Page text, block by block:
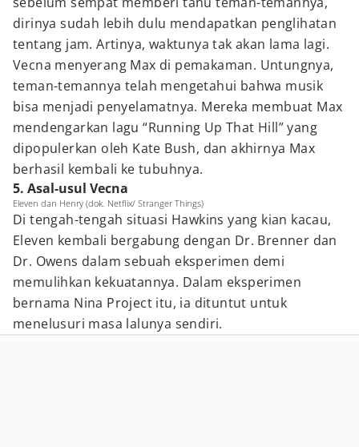
dirinya sudah lebih dulu mendapatkan penglihatan
tentang jam. Artinya, waktunya tak akan lama lagi.
Vecna menyerang Max di pemakaman. Untungnya,
teman-temannya telah mengetahui bahwa musik
bisa menjadi penyelamatnya. Mereka membuat Max
mendengarkan lagu “Running Up That Hill” yang
dipopulerkan oleh Kate Bush, dan akhirnya Max
berhasil kembali ke tubuhnya.
5. Asal-usul Vecna
Eleven dan Henry (dok. Netflix/ Stranger Things)
Di tengah-tengah situasi Hawkins yang kian kacau,
Eleven kembali bergabung dengan Dr. Brenner dan
Dr. Owens dalam sebuah eksperimen demi
memulihkan kekuatannya. Dalam eksperimen
bernama Nina Project itu, ia dituntut untuk
menelusuri masa lalunya sendiri.